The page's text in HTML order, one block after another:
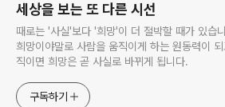
세상을 보는 또 다른 시선
때로는 '사실'보다 '희망'이 더 절박할 때가 있습
희망이야말로 사람을 움직이게 하는 원동력이
직이면 희망은 곧 사실로 바뀌게 됩니다.
구독하기